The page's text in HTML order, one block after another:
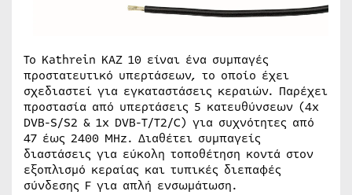
Το Kathrein KAZ 10 είναι ένα συμπαγές
προστατευτικό υπερτάσεων, το οποίο έχει
σχεδιαστεί για εγκαταστάσεις κεραιών. Παρέχει
προστασία από υπερτάσεις 5 κατευθύνσεων (4x
DVB-S/S2 & 1x DVB-T/T2/C) για συχνότητες από
47 έως 2400 MHz. Διαθέτει συμπαγείς
διαστάσεις για εύκολη τοποθέτηση κοντά στον
εξοπλισμό κεραίας και τυπικές διεπαφές
σύνδεσης F για απλή ενσωμάτωση.